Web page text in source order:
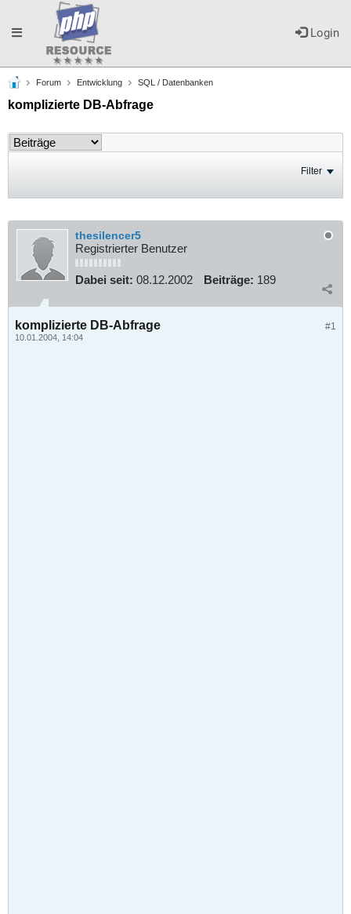
Login
Toggle
navigation
Forum Entwicklung SQL / Datenbanken
komplizierte DB-Abfrage
Filter
thesilencer5
Registrierter Benutzer
Dabei seit: 08.12.2002 Beiträge: 189
#1
komplizierte DB-Abfrage
10.01.2004, 14:04